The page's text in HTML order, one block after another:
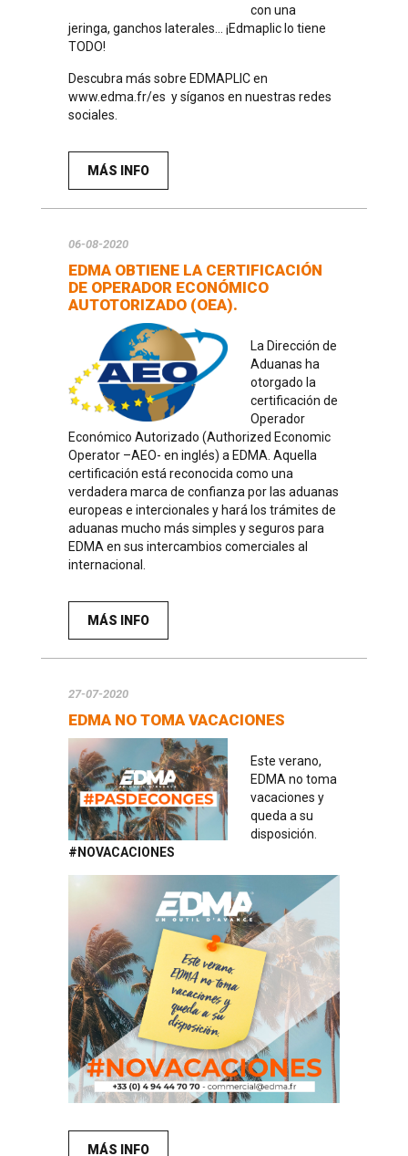
con una
jeringa, ganchos laterales... ¡Edmaplic lo tiene
TODO!
Descubra más sobre EDMAPLIC en
www.edma.fr/es y síganos en nuestras redes
sociales.
MÁS INFO
06-08-2020
EDMA OBTIENE LA CERTIFICACIÓN
DE OPERADOR ECONÓMICO
AUTOTORIZADO (OEA).
La Dirección de
Aduanas ha
otorgado la
certificación de
Operador
Económico Autorizado (Authorized Economic
Operator –AEO- en inglés) a EDMA. Aquella
certificación está reconocida como una
verdadera marca de confianza por las aduanas
europeas e intercionales y hará los trámites de
aduanas mucho más simples y seguros para
EDMA en sus intercambios comerciales al
internacional.
MÁS INFO
27-07-2020
EDMA NO TOMA VACACIONES
Este verano,
EDMA no toma
vacaciones y
queda a su
disposición.
#NOVACACIONES
MÁS INFO